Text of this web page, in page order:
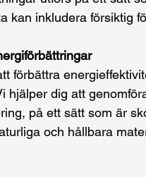
kan inkludera försiktig
förbättra
hjälper dig att
på ett sätt som är
och hållbara